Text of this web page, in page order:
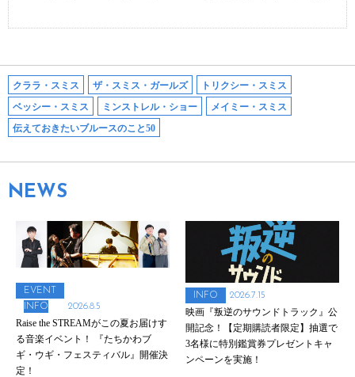
クララ・スミス ザ・スミス・ガールズ
トリクシー・スミス
ベッシー・スミス
ミンストレル・ショー
メイミー・スミス
伝えておきたいブルースのこと50
NEWS
EVENT
INFO
2026.8.5
Raise the STREAMがこの夏お届けす
る音楽イベント！ 『たちかわブ
ギ・ウギ・フェスティバル』開催決
定！
INFO 2026.7.15
映画『叛逆のサウンドトラック』公
開記念！【定期購読者限定】抽選で
3名様に特別鑑賞券プレゼントキャ
ンペーンを実施！